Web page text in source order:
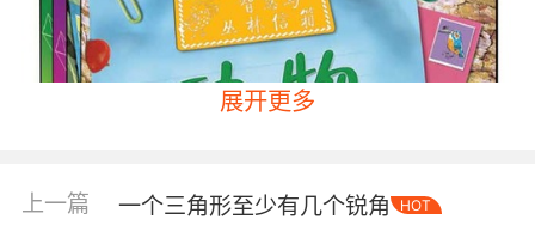
展开更多
上一篇 一个三角形至少有几个锐角 HOT